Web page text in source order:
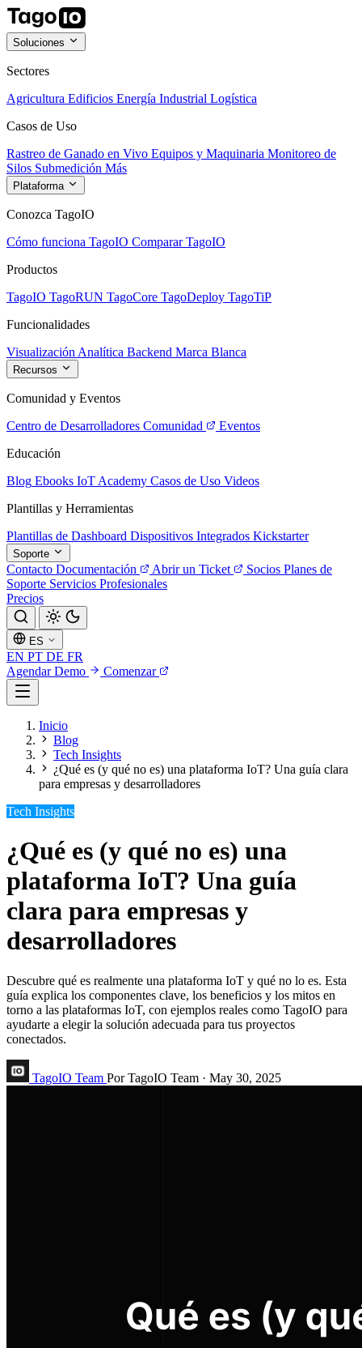
Soluciones
Sectores
Agricultura Edificios Energía Industrial Logística
Casos de Uso
Rastreo de Ganado en Vivo Equipos y Maquinaria Monitoreo de
Silos Submedición Más
Plataforma
Conozca TagoIO
Cómo funciona TagoIO Comparar TagoIO
Productos
TagoIO TagoRUN TagoCore TagoDeploy TagoTiP
Funcionalidades
Visualización Analítica Backend Marca Blanca
Recursos
Comunidad y Eventos
Centro de Desarrolladores Comunidad
Eventos
Educación
Blog Ebooks IoT Academy Casos de Uso Videos
Plantillas y Herramientas
Plantillas de Dashboard Dispositivos Integrados Kickstarter
Soporte
Contacto Documentación Abrir un Ticket Socios Planes de
Soporte Servicios Profesionales
Precios
ES
EN PT DE FR
Agendar Demo
Comenzar
Inicio
Blog
Tech Insights
¿Qué es (y qué no es) una plataforma IoT? Una guía clara
para empresas y desarrolladores
Tech Insights
¿Qué es (y qué no es) una
plataforma IoT? Una guía
clara para empresas y
desarrolladores
Descubre qué es realmente una plataforma IoT y qué no lo es. Esta
guía explica los componentes clave, los beneficios y los mitos en
torno a las plataformas IoT, con ejemplos reales como TagoIO para
ayudarte a elegir la solución adecuada para tus proyectos
conectados.
TagoIO Team Por TagoIO Team · May 30, 2025